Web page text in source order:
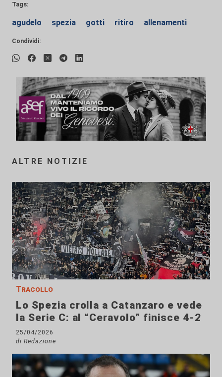
Tags:
agudelo spezia gotti ritiro allenamenti
Condividi:
ALTRE NOTIZIE
Tracollo
Lo Spezia crolla a Catanzaro e vede
la Serie C: al “Ceravolo” finisce 4-2
25/04/2026
di Redazione